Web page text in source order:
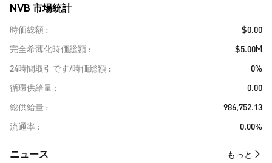
NVB 市場統計
時価総額
$0.00
完全希薄化時価総額
$5.00M
24時間取引です/時価総額
0%
循環供給量
0.00
総供給量
986,752.13
流通率
0.00%
​​ニュース​​ もっと